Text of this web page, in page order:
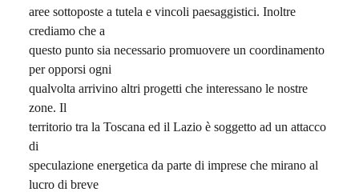
aree sottoposte a tutela e vincoli paesaggistici. Inoltre
crediamo che a
questo punto sia necessario promuovere un coordinamento
per opporsi ogni
qualvolta arrivino altri progetti che interessano le nostre
zone. Il
territorio tra la Toscana ed il Lazio è soggetto ad un attacco
di
speculazione energetica da parte di imprese che mirano al
lucro di breve